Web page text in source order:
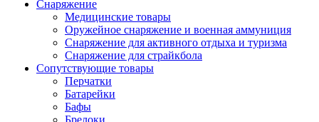
Снаряжение
Медицинские товары
Оружейное снаряжение и военная аммуниция
Снаряжение для активного отдыха и туризма
Снаряжение для страйкбола
Сопутствующие товары
Перчатки
Батарейки
Бафы
Брелоки